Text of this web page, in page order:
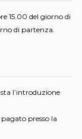
15.00 del giorno di
di partenza.
l’introduzione
presso la